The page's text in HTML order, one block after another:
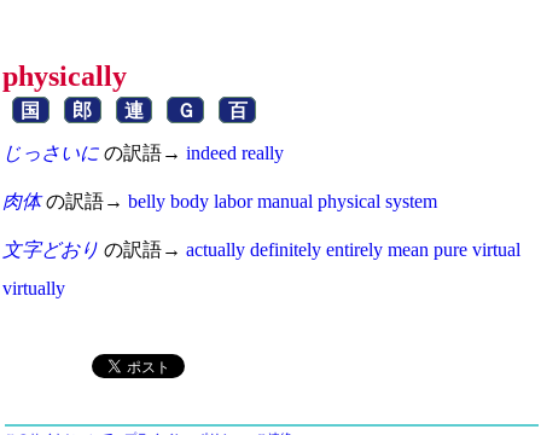
physically
国 郎 連 Ｇ 百
じっさいに の訳語→ indeed really
肉体の訳語→ belly body labor manual physical system
文字どおり の訳語→ actually definitely entirely mean pure virtual
virtually